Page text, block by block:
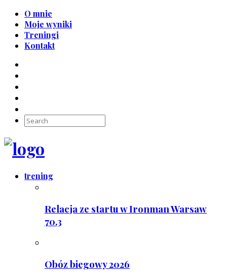
O mnie
Moje wyniki
Treningi
Kontakt
trening
Relacja ze startu w Ironman Warsaw
70.3
Obóz biegowy 2026